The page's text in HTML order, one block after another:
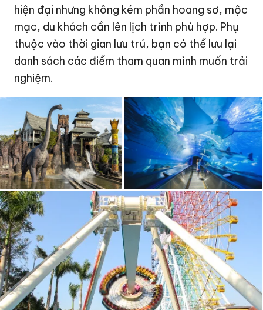
hiện đại nhưng không kém phần hoang sơ, mộc
mạc, du khách cần lên lịch trình phù hợp. Phụ
thuộc vào thời gian lưu trú, bạn có thể lưu lại
danh sách các điểm tham quan mình muốn trải
nghiệm.